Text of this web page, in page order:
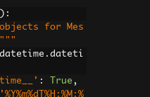
):
for Mes
. dateti
: True ,
'%Y%m%dT%H:%M:%